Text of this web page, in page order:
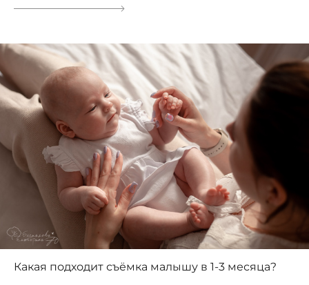
Какая подходит съёмка малышу в 1-3 месяца?